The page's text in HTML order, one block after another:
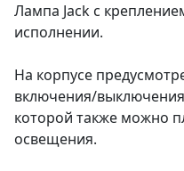
Лампа Jack с
исполнении.
На корпусе
включения/
которой также можно
освещения.